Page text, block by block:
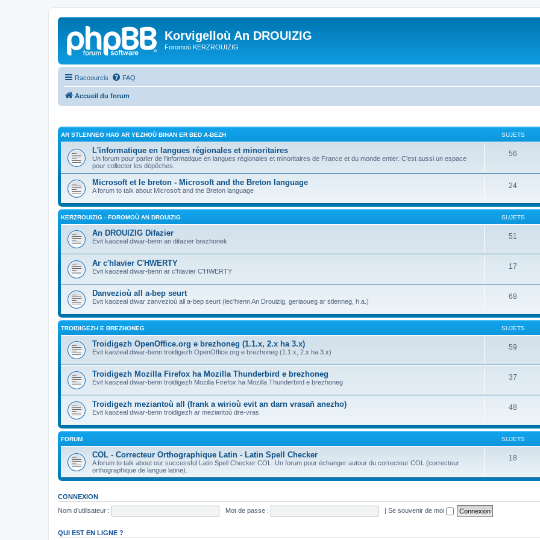
Korvigelloù An DROUIZIG
Foromoù KERZROUIZIG
Raccourcis FAQ
Accueil du forum
AR STLENNEG HAG AR YEZHOÙ BIHAN ER BED A-BEZH SUJETS
L'informatique en langues régionales et minoritaires
Un forum pour parler de l'informatique en langues régionales et minoritaires de France et du monde entier. C'est aussi un espace
pour collecter les dépêches.
56
Microsoft et le breton - Microsoft and the Breton language
A forum to talk about Microsoft and the Breton language
24
KERZROUIZIG - FOROMOÙ AN DROUIZIG SUJETS
An DROUIZIG Difazier
Evit kaozeal diwar-benn an difazier brezhonek
51
Ar c'hlavier C'HWERTY
Evit kaozeal diwar-benn ar c'hlavier C'HWERTY
17
Danvezioù all a-bep seurt
Evit kaozeal diwar zanvezioù all a-bep seurt (lec'hienn An Drouizig, geriaoueg ar stlenneg, h.a.)
68
TROIDIGEZH E BREZHONEG SUJETS
Troidigezh OpenOffice.org e brezhoneg (1.1.x, 2.x ha 3.x)
Evit kaozeal diwar-benn troidigezh OpenOffice.org e brezhoneg (1.1.x, 2.x ha 3.x)
59
Troidigezh Mozilla Firefox ha Mozilla Thunderbird e brezhoneg
Evit kaozeal diwar-benn troidigezh Mozilla Firefox ha Mozilla Thunderbird e brezhoneg
37
Troidigezh meziantoù all (frank a wirioù evit an darn vrasañ anezho)
Evit kaozeal diwar-benn troidigezh ar meziantoù dre-vras
48
FORUM SUJETS
COL - Correcteur Orthographique Latin - Latin Spell Checker
A forum to talk about our successful Latin Spell Checker COL. Un forum pour échanger autour du correcteur COL (correcteur
orthographique de langue latine).
18
CONNEXION
Nom d’utilisateur :
Mot de passe : | Se souvenir de moi
QUI EST EN LIGNE ?